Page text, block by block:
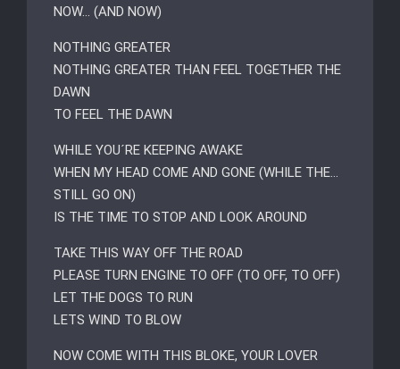
NOW… (AND NOW)
NOTHING GREATER
NOTHING GREATER THAN FEEL TOGETHER THE
DAWN
TO FEEL THE DAWN
WHILE YOU´RE KEEPING AWAKE
WHEN MY HEAD COME AND GONE (WHILE THE…
STILL GO ON)
IS THE TIME TO STOP AND LOOK AROUND
TAKE THIS WAY OFF THE ROAD
PLEASE TURN ENGINE TO OFF (TO OFF, TO OFF)
LET THE DOGS TO RUN
LETS WIND TO BLOW
NOW COME WITH THIS BLOKE, YOUR LOVER